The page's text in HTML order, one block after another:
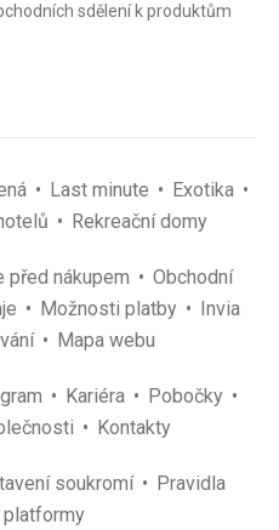
sdělení k produktům
Last minute
Exotika
Rekreační domy
před nákupem
Obchodní
Možnosti platby
Invia
Mapa webu
Kariéra
Pobočky
Kontakty
soukromí
Pravidla